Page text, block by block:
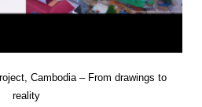
Cambodia – From drawings to
reality